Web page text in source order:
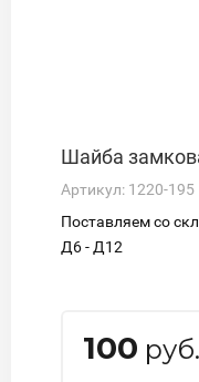
Шайба
Артикул: 1220-195
Поставляем со
Д6 - Д12
100 руб.